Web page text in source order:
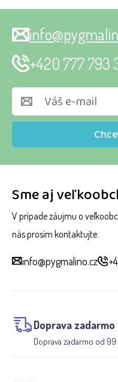
Sme aj
V prípade záujmu o
nás prosím kontaktujte.
info@pygmalino.cz
Doprava zadarmo
Doprava zadarmo od
+420 777 793